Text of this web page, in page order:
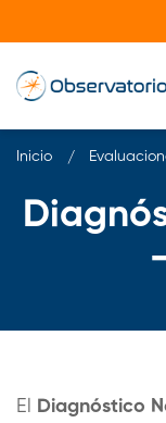
Inicio
El
Diagnóstico